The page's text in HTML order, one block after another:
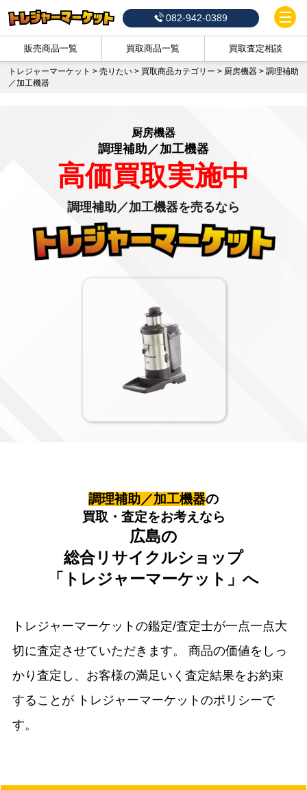
082-942-0389
販売商品一覧 買取商品一覧 買取査定相談
トレジャーマーケット > 売りたい > 買取商品カテゴリー > 厨房機器 > 調理補助
／加工機器
厨房機器
調理補助／加工機器
高価買取実施中
調理補助／加工機器を売るなら
調理補助／加工機器の
買取・査定をお考えなら
広島の
総合リサイクルショップ
「トレジャーマーケット」へ
トレジャーマーケットの鑑定/査定士が一点一点大
切に査定させていただきます。
商品の価値をしっ
かり査定し、お客様の満足いく査定結果をお約束
することが トレジャーマーケットのポリシーで
す。